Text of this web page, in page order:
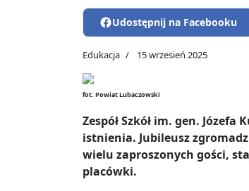
Udostępnij na Facebooku
Edukacja 15 wrzesień 2025
fot. Powiat Lubaczowski
Zespół Szkół im. gen.
istnienia. Jubileusz
wielu zaproszonych gości,
placówki.